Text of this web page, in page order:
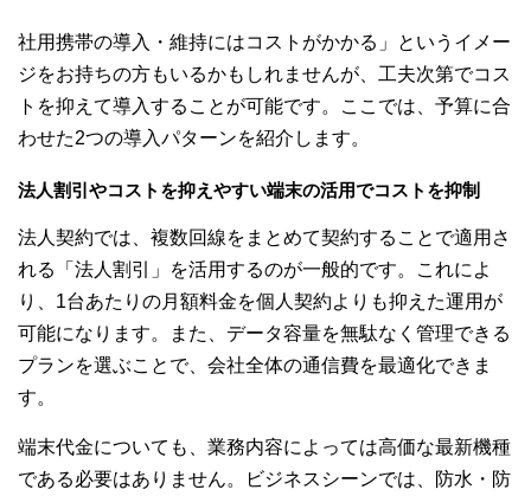
社用携帯の導入・維持にはコストがかかる」というイメー
ジをお持ちの方もいるかもしれませんが、工夫次第でコス
トを抑えて導入することが可能です。ここでは、予算に合
わせた2つの導入パターンを紹介します。
法人割引やコストを抑えやすい端末の活用でコストを抑制
法人契約では、複数回線をまとめて契約することで適用さ
れる「法人割引」を活用するのが一般的です。これによ
り、1台あたりの月額料金を個人契約よりも抑えた運用が
可能になります。また、データ容量を無駄なく管理できる
プランを選ぶことで、会社全体の通信費を最適化できま
す。
端末代金についても、業務内容によっては高価な最新機種
である必要はありません。ビジネスシーンでは、防水・防